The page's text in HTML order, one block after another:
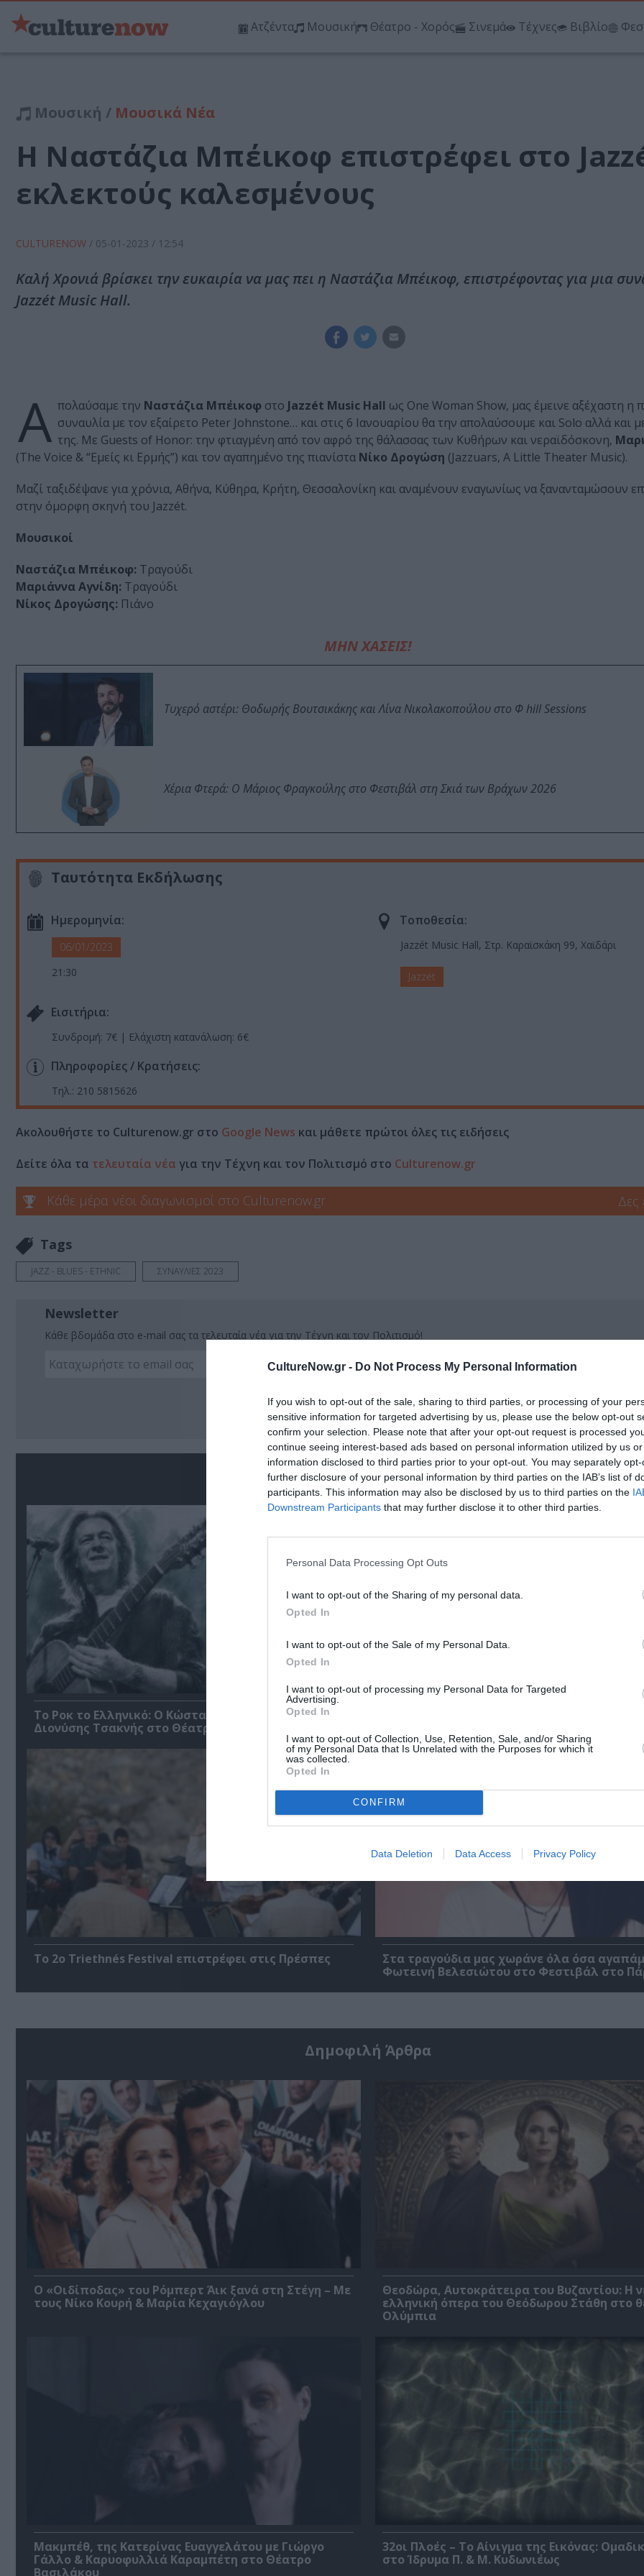
CultureNow.gr - Do Not Process My Personal Information
If you wish to opt-out of the sale, sharing to third parties, or processing of your
sensitive information for targeted advertising by us, please use the below opt-out
confirm your selection. Please note that after your opt-out request is processed
continue seeing interest-based ads based on personal information utilized by us
information disclosed to third parties prior to your opt-out. You may separately
further disclosure of your personal information by third parties on the IAB’s list of
participants. This information may also be disclosed by us to third parties on the
Downstream Participants that may further disclose it to other third parties.
Personal Data Processing Opt Outs
I want to opt-out of the Sharing of my personal data.
Opted In
I want to opt-out of the Sale of my Personal Data.
Opted In
I want to opt-out of processing my Personal Data for Targeted
Advertising.
Opted In
I want to opt-out of Collection, Use, Retention, Sale, and/or Sharing
of my Personal Data that Is Unrelated with the Purposes for which it
was collected.
Opted In
CONFIRM
Data Deletion Data Access Privacy Policy
Ατζέντα Μουσική Θέατρο - Χορός Σινεμά Τέχνες Βιβλίο
Μουσική / Μουσικά Νέα
Η Ναστάζια Μπέικοφ επιστρέφει στο
εκλεκτούς καλεσμένους
CULTURENOW / 05-01-2023 / 12:54
Καλή Χρονιά βρίσκει την ευκαιρία να μας πει η Ναστάζια Μπέικοφ, επιστρέφοντας για μια
Jazzét Music Hall.
A πολαύσαμε την Ναστάζια Μπέικοφ στο Jazzét Music Hall ως One Woman Show, μας έμεινε αξέχαστη η
συναυλία με τον εξαίρετο Peter Johnstone… και στις 6 Ιανουαρίου θα την απολαύσουμε και Solo αλλά και
της. Με Guests of Honor: την φτιαγμένη από τον αφρό της θάλασσας των Κυθήρων και νεραϊδόσκονη,
(The Voice & “Εμείς κι Ερμής”) και τον αγαπημένο της πιανίστα Νίκο Δρογώση (Jazzuars, A Little Theater Music).
Μαζί ταξιδέψανε για χρόνια, Αθήνα, Κύθηρα, Κρήτη, Θεσσαλονίκη και αναμένουν εναγωνίως να ξανανταμώσουν
στην όμορφη σκηνή του Jazzét.
Μουσικοί
Ναστάζια Μπέικοφ: Τραγούδι
Μαριάννα Αγνίδη: Τραγούδι
Νίκος Δρογώσης: Πιάνο
ΜΗΝ ΧΑΣΕΙΣ!
Τυχερό αστέρι: Θοδωρής Βουτσικάκης και Λίνα Νικολακοπούλου στο Φ hill Sessions
Χέρια Φτερά: Ο Μάριος Φραγκούλης στο Φεστιβάλ στη Σκιά των Βράχων 2026
Ταυτότητα Εκδήλωσης
Ημερομηνία:
06/01/2023
21:30
Τοποθεσία:
Jazzét Music Hall, Στρ. Καραϊσκάκη 99, Χαϊδάρι
Jazzét
Eισιτήρια:
Συνδρομή: 7€ | Ελάχιστη κατανάλωση: 6€
Πληροφορίες / Κρατήσεις:
Τηλ.: 210 5815626
Ακολουθήστε το Culturenow.gr στο Google News και μάθετε πρώτοι όλες τις ειδήσεις
Δείτε όλα τα τελευταία νέα για την Τέχνη και τον Πολιτισμό στο Culturenow.gr
Κάθε μέρα νέοι διαγωνισμοί στο Culturenow.gr Δες
Tags
JAZZ - BLUES - ETHNIC ΣΥΝΑΥΛΙΕΣ 2023
Newsletter
Κάθε βδομάδα στο e-mail σας τα τελευταία νέα για την Τέχνη και τον Πολιτισμό!
Σχετικά Άρθρα
Το Ροκ το Ελληνικό: Ο Κώστας Τουρνάς και ο
Διονύσης Τσακνής στο Θέατρο Άλσος ΔΕΗ
Το 2ο Triethnés Festival επιστρέφει στις Πρέσπες
Στα τραγούδια μας χωράνε όλα όσα
Φωτεινή Βελεσιώτου στο Φεστιβάλ στο
Δημοφιλή Άρθρα
O «Οιδίποδας» του Ρόμπερτ Άικ ξανά στη Στέγη – Με
τους Νίκο Κουρή & Μαρία Κεχαγιόγλου
Θεοδώρα, Αυτοκράτειρα του Βυζαντίου: Η
ελληνική όπερα του Θεόδωρου Στάθη στο
Ολύμπια
Μακμπέθ, της Κατερίνας Ευαγγελάτου με Γιώργο
Γάλλο & Καρυοφυλλιά Καραμπέτη στο Θέατρο
Βασιλάκου
32οι Πλοές – Το Αίνιγμα της Εικόνας:
στο Ίδρυμα Π. & Μ. Κυδωνιέως